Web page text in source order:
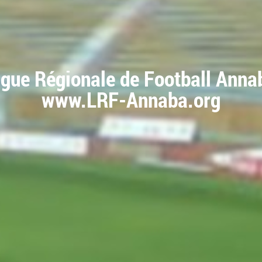
Régionale de Football
www.LRF-Annaba.org